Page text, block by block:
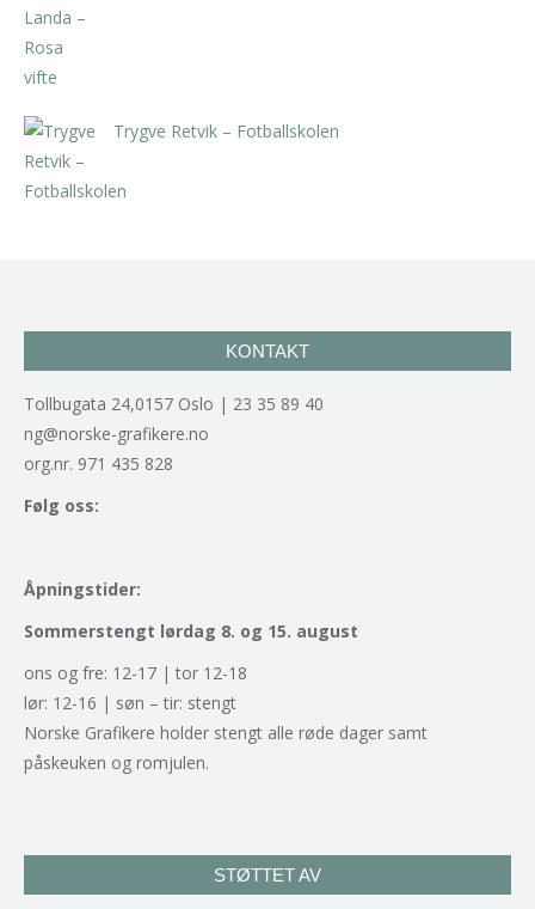
Trygve Retvik – Fotballskolen
KONTAKT
Tollbugata 24,0157 Oslo | 23 35 89 40
ng@norske-grafikere.no
org.nr. 971 435 828
Følg oss:
Åpningstider:
Sommerstengt lørdag 8. og 15. august
ons og fre: 12-17 | tor 12-18
lør: 12-16 | søn – tir: stengt
Norske Grafikere holder stengt alle røde dager samt
påskeuken og romjulen.
STØTTET AV